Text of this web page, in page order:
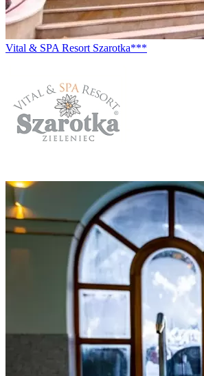
Vital & SPA Resort Szarotka***